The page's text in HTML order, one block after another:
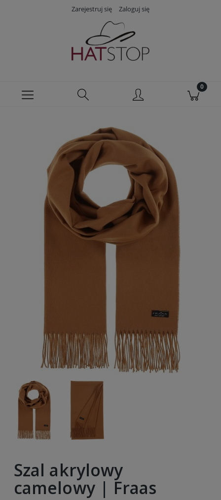
Zarejestruj się Zaloguj się
Szal akrylowy
camelowy | Fraas